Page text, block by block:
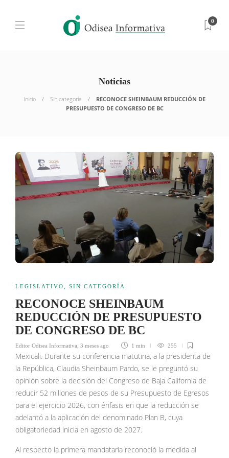
0
Noticias
Inicio Sin categoría
RECONOCE SHEINBAUM REDUCCIÓN DE
PRESUPUESTO DE CONGRESO DE BC
LEGISLATIVO SIN CATEGORÍA
RECONOCE SHEINBAUM
REDUCCIÓN DE PRESUPUESTO
DE CONGRESO DE BC
Editor Odisea Informativa 3 meses ago 1 min 255
Mexicali. Durante su conferencia matutina, a la presidenta de
la República, Claudia Sheinbaum Pardo, se le preguntó su
opinión sobre la decisión del Congreso de Baja California de
reducir 52 millones de pesos de su Presupuesto de Egresos
para el ejercicio 2026, con énfasis en que la reducción se
adelantó a la aplicación del denominado Plan B, cuya
obligatoriedad inicia en agosto de 2027.
Al respecto la primera mandataria reconoció la medida al